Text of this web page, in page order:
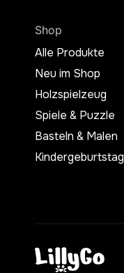
Shop
Alle Produkte
Neu im Shop
Holzspielzeug
Spiele & Puzzle
Basteln & Malen
Kindergeburtstag